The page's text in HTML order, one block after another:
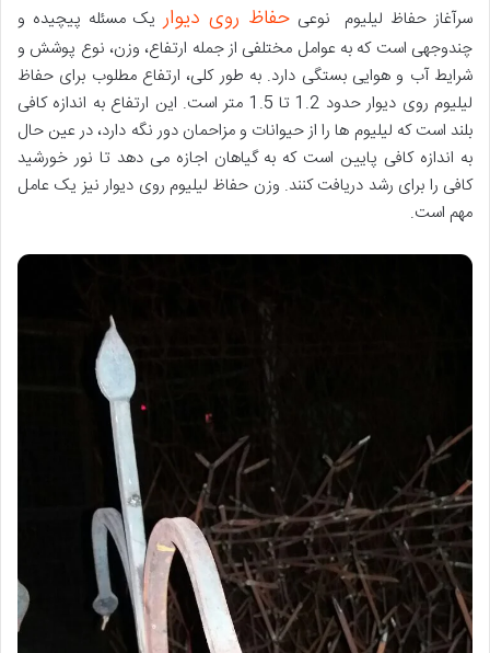
سرآغاز حفاظ لیلیوم نوعیحفاظ روی دیوار یک مسئله پیچیده و
چندوجهی است که به عوامل مختلفی از جمله ارتفاع، وزن، نوع پوشش و
شرایط آب و هوایی بستگی دارد. به طور کلی، ارتفاع مطلوب برای حفاظ
لیلیوم روی دیوار حدود 1.2 تا 1.5 متر است. این ارتفاع به اندازه کافی
بلند است که لیلیوم ها را از حیوانات و مزاحمان دور نگه دارد، در عین حال
به اندازه کافی پایین است که به گیاهان اجازه می دهد تا نور خورشید
کافی را برای رشد دریافت کنند. وزن حفاظ لیلیوم روی دیوار نیز یک عامل
مهم است.